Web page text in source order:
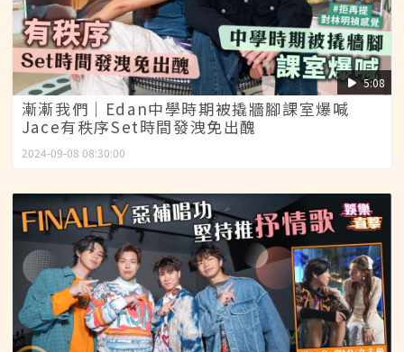
5:08
漸漸我們│Edan中學時期被撬牆腳課室爆喊
Jace有秩序Set時間發洩免出醜
2024-09-08 08:30:00